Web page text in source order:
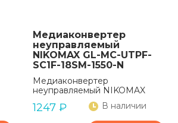
Медиаконвертер
неуправляемый
NIKOMAX GL-MC-UTPF-
SC1F-18SM-1550-N
Медиаконвертер
неуправляемый NIKOMAX
1247 ₽ В наличии